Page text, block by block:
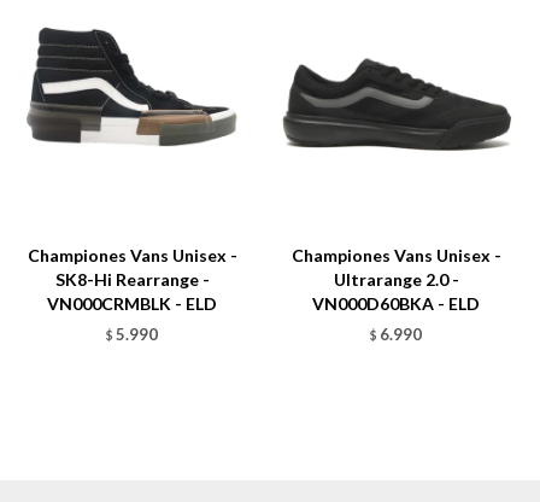
Championes Vans Unisex -
SK8-Hi Rearrange -
VN000CRMBLK - ELD
$ 5.990
Championes Vans Unisex -
Ultrarange 2.0 -
VN000D60BKA - ELD
$ 6.990